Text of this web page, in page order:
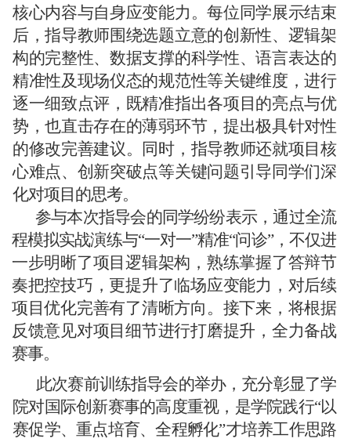
核心内容与自身应变能力。每位同学展示结束
后，指导教师围绕选题立意的创新性、逻辑架
构的完整性、数据支撑的科学性、语言表达的
精准性及现场仪态的规范性等关键维度，进行
逐一细致点评，既精准指出各项目的亮点与优
势，也直击存在的薄弱环节，提出极具针对性
的修改完善建议。同时，指导教师还就项目核
心难点、创新突破点等关键问题引导同学们深
化对项目的思考。
参与本次指导会的同学纷纷表示，通过全流
程模拟实战演练与“一对一”精准“问诊”，不仅进
一步明晰了项目逻辑架构，熟练掌握了答辩节
奏把控技巧，更提升了临场应变能力，对后续
项目优化完善有了清晰方向。接下来，将根据
反馈意见对项目细节进行打磨提升，全力备战
赛事。
此次赛前训练指导会的举办，充分彰显了学
院对国际创新赛事的高度重视，是学院践行“以
赛促学、重点培育、全程孵化”才培养工作思路